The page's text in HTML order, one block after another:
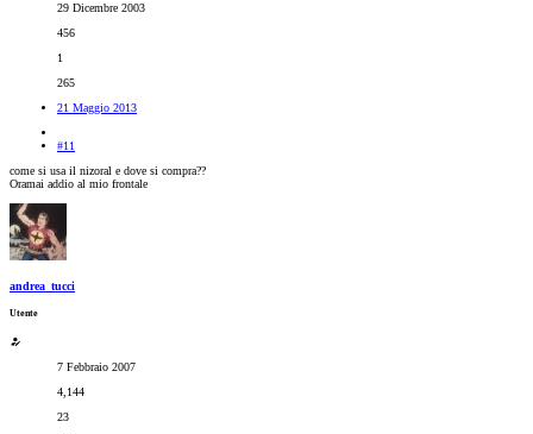
29 Dicembre 2003
456
1
265
21 Maggio 2013
#11
come si usa il nizoral e dove si compra??
Oramai addio al mio frontale
andrea_tucci
Utente
7 Febbraio 2007
4,144
23